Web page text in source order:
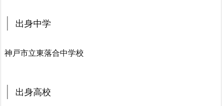
出身中学
神戸市立東落合中学校
出身高校